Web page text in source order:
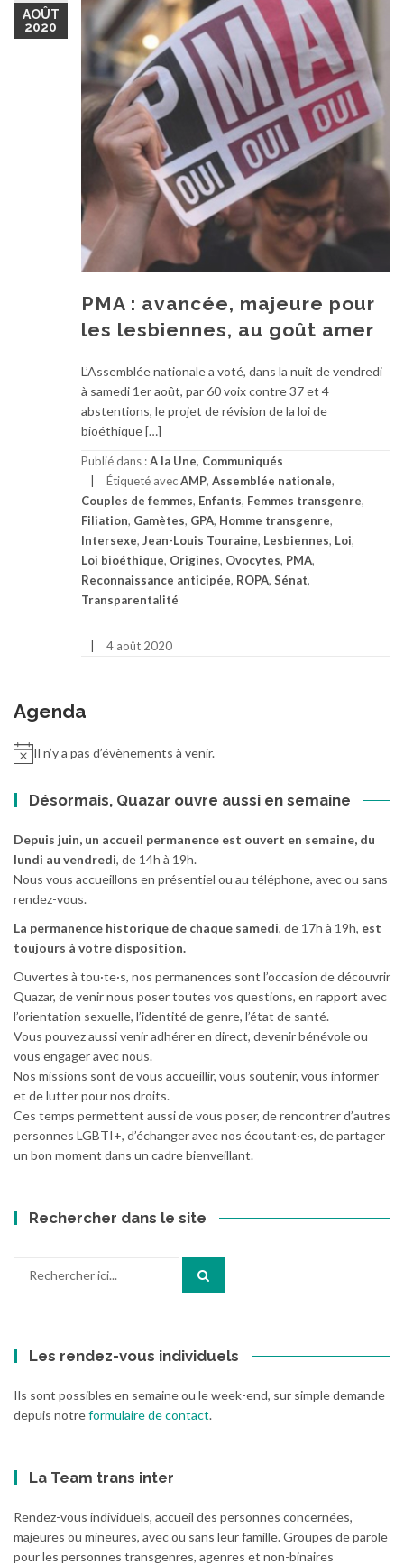
AOÛT
2020
PMA : avancée, majeure pour
les lesbiennes, au goût amer
L’Assemblée nationale a voté, dans la nuit de vendredi
à samedi 1er août, par 60 voix contre 37 et 4
abstentions, le projet de révision de la loi de
bioéthique […]
Publié dans :A la Une, Communiqués
Étiqueté avecAMP, Assemblée nationale,
Couples de femmes, Enfants, Femmes transgenre,
Filiation, Gamètes, GPA, Homme transgenre,
Intersexe, Jean-Louis Touraine, Lesbiennes, Loi,
Loi bioéthique, Origines, Ovocytes, PMA,
Reconnaissance anticipée, ROPA, Sénat,
Transparentalité
4 août 2020
Agenda
Il n’y a pas d’évènements à venir.
Désormais, Quazar ouvre aussi en semaine
Depuis juin, un accueil permanence est ouvert en semaine, du
lundi au vendredi, de 14h à 19h.
Nous vous accueillons en présentiel ou au téléphone, avec ou sans
rendez-vous.
La permanence historique de chaque samedi, de 17h à 19h, est
toujours à votre disposition.
Ouvertes à tou·te·s, nos permanences sont l’occasion de découvrir
Quazar, de venir nous poser toutes vos questions, en rapport avec
l’orientation sexuelle, l’identité de genre, l’état de santé.
Vous pouvez aussi venir adhérer en direct, devenir bénévole ou
vous engager avec nous.
Nos missions sont de vous accueillir, vous soutenir, vous informer
et de lutter pour nos droits.
Ces temps permettent aussi de vous poser, de rencontrer d’autres
personnes LGBTI+, d’échanger avec nos écoutant·es, de partager
un bon moment dans un cadre bienveillant.
Rechercher dans le site
Les rendez-vous individuels
Ils sont possibles en semaine ou le week-end, sur simple demande
depuis notreformulaire de contact.
La Team trans inter
Rendez-vous individuels, accueil des personnes concernées,
majeures ou mineures, avec ou sans leur famille. Groupes de parole
pour les personnes transgenres, agenres et non-binaires